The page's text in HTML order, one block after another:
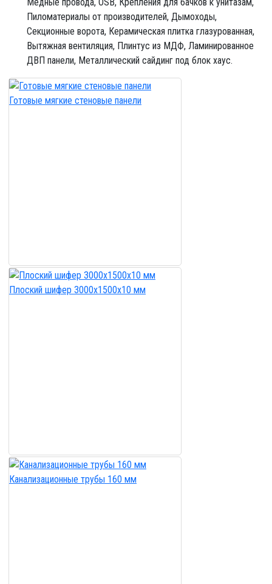
Пиломатериалы от производителей, Дымоходы,
Секционные ворота, Керамическая плитка глазурованная,
Вытяжная вентиляция, Плинтус из МДФ, Ламинированное
ДВП панели, Металлический сайдинг под блок хаус.
Готовые мягкие стеновые панели
Плоский шифер 3000х1500х10 мм
Канализационные трубы 160 мм